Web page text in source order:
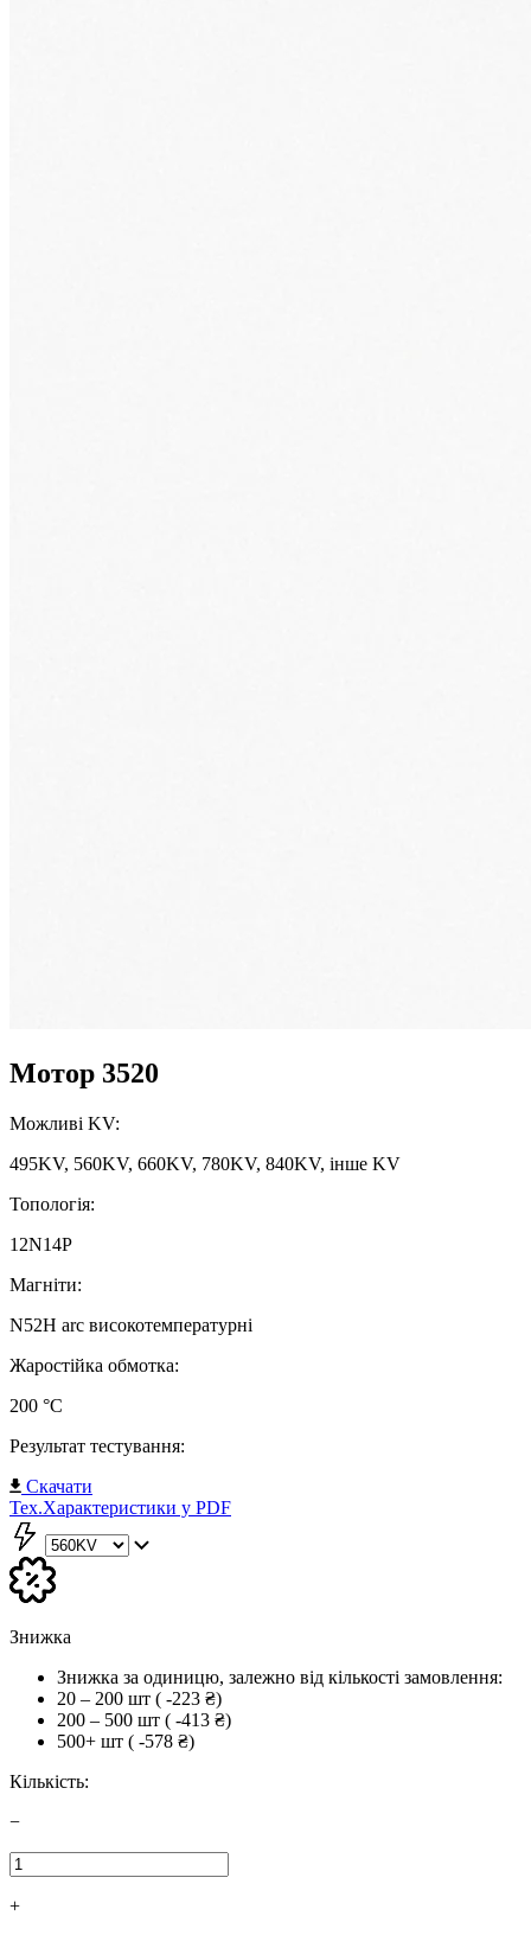
Мотор 3520
Можливі KV:
495KV, 560KV, 660KV, 780KV, 840KV, інше KV
Топологія:
12N14P
Магніти:
N52H arc високотемпературнi
Жаростійка обмотка:
200 °C
Результат тестування:
Скачати
Тех.Характеристики у PDF
Знижка
Знижка за одиницю, залежно від кількості замовлення:
20 – 200 шт ( -223 ₴)
200 – 500 шт ( -413 ₴)
500+ шт ( -578 ₴)
Кількість:
−
+